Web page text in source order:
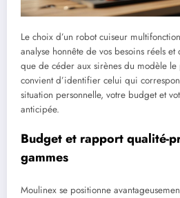
Le choix d’un robot cuiseur
analyse honnête de vos besoins réels et
que de céder aux sirènes du modèle
convient d’identifier celui qui
situation personnelle, votre budget et
anticipée.
Budget et rapport qualité-
gammes
Moulinex se positionne